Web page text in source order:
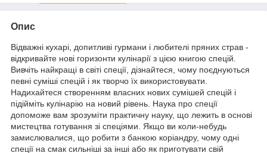
Опис
Відважні кухарі, допитливі гурмани і любителі пряних страв -
відкривайте нові горизонти кулінарії з цією книгою спецій.
Вивчіть найкращі в світі спеції, дізнайтеся, чому поєднуються
певні суміші спецій і як творчо їх використовувати.
Надихайтеся створенням власних нових сумішей спецій і
підійміть кулінарію на новий рівень. Наука про спеції
допоможе вам зрозуміти практичну науку, що лежить в основі
мистецтва готування зі спеціями. Якщо ви коли-небудь
замислювалися, що робити з банкою коріандру, чому одні
спеції на смак сильніші за інші або як приготувати свій